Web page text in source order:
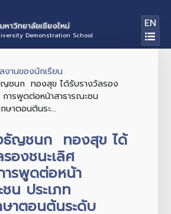
มหาวิทยาลัยเชียงใหม่
Demonstration School
EN
งานของนักเรียน
ชนก ทองสุข ได้รับรางวัลรอง
การพูดต่อหน้าสาธารณะชน
ษาตอนต้นระ...
ธัญชนก ทองสุข ได้
องชนะเลิศ
รพูดต่อหน้า
น ประเภท
าตอนต้นระดับ